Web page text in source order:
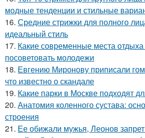
модные тенденции и стильные
16. Средние стрижки для полного
идеальный стиль
17. Какие современные места
посоветовать молодежи
18. Евгению Миронову приписали
что известно о скандале
19. Какие парки в Москве подходят
20. Анатомия коленного сустава:
строения
21. Ее обижали мужья, Леонов